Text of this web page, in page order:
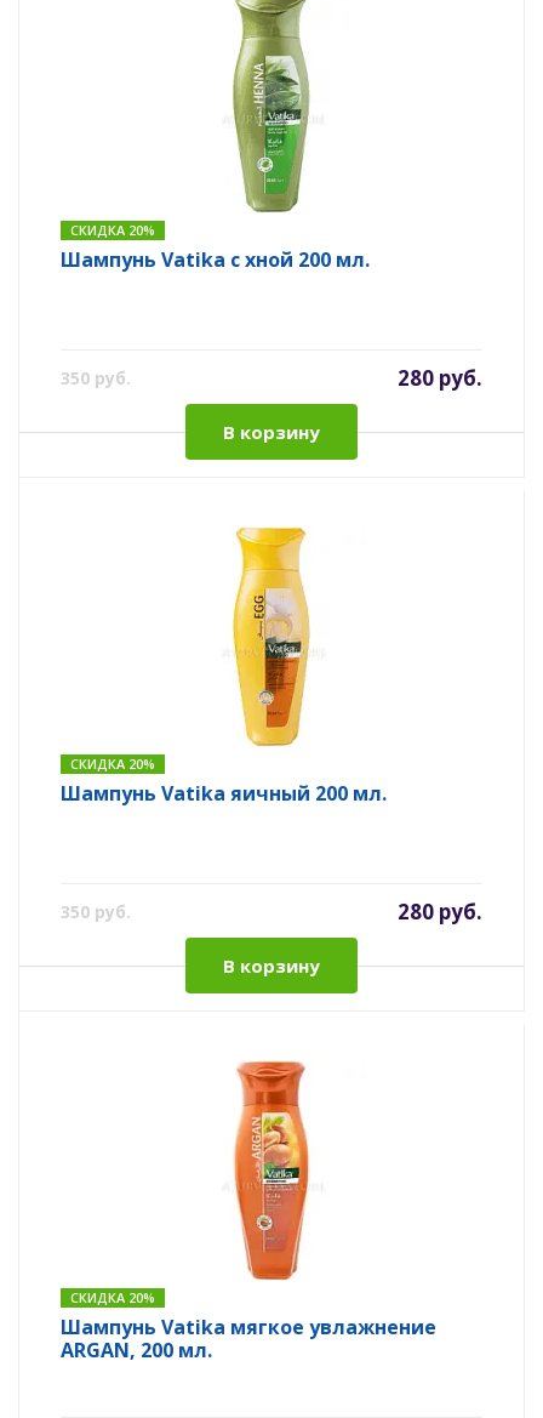
СКИДКА 20%
Шампунь Vatika с хной 200 мл.
350 руб. 280 руб.
В корзину
СКИДКА 20%
Шампунь Vatika яичный 200 мл.
350 руб. 280 руб.
В корзину
СКИДКА 20%
Шампунь Vatika мягкое увлажнение
ARGAN, 200 мл.